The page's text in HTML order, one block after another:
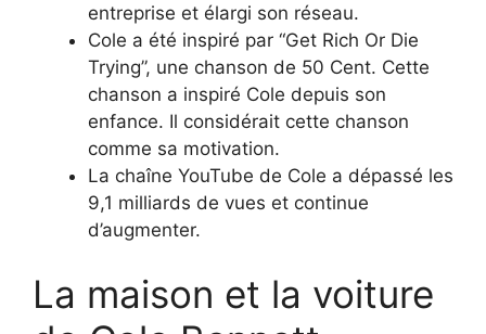
entreprise et élargi son réseau.
Cole a été inspiré par “Get Rich Or Die
Trying”, une chanson de 50 Cent. Cette
chanson a inspiré Cole depuis son
enfance. Il considérait cette chanson
comme sa motivation.
La chaîne YouTube de Cole a dépassé les
9,1 milliards de vues et continue
d’augmenter.
La maison et la voiture